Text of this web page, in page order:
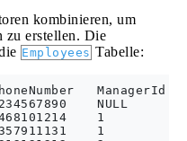
kombinieren, um
zu erstellen. Die
Employees Tabelle:
NULL
1
1